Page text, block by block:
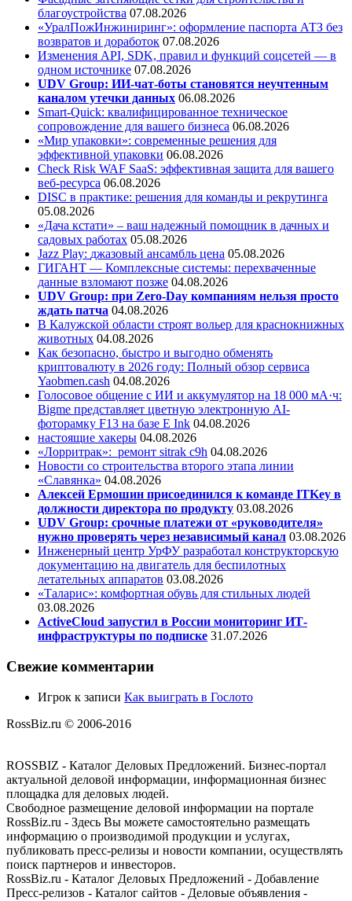
благоустройства 07.08.2026
«УралПожИнжиниринг»: оформление паспорта АТЗ без
возвратов и доработок 07.08.2026
Изменения API, SDK, правил и функций соцсетей — в
одном источнике 07.08.2026
UDV Group: ИИ-чат-боты становятся неучтенным
каналом утечки данных 06.08.2026
Smart-Quick: квалифицированное техническое
сопровождение для вашего бизнеса 06.08.2026
«Мир упаковки»: современные решения для
эффективной упаковки 06.08.2026
Check Risk WAF SaaS: эффективная защита для вашего
веб-ресурса 06.08.2026
DISC в практике: решения для команды и рекрутинга
05.08.2026
«Дача кстати» – ваш надежный помощник в дачных и
садовых работах 05.08.2026
Jazz Play: джазовый ансамбль цена 05.08.2026
ГИГАНТ — Комплексные системы: перехваченные
данные взломают позже 04.08.2026
UDV Group: при Zero-Day компаниям нельзя просто
ждать патча 04.08.2026
В Калужской области строят вольер для краснокнижных
животных 04.08.2026
Как безопасно, быстро и выгодно обменять
криптовалюту в 2026 году: Полный обзор сервиса
Yaobmen.cash 04.08.2026
Голосовое общение с ИИ и аккумулятор на 18 000 мА·ч:
Bigme представляет цветную электронную AI-
фоторамку F13 на базе E Ink 04.08.2026
настоящие хакеры 04.08.2026
«Лорритрак»: ремонт sitrak c9h 04.08.2026
Новости со строительства второго этапа линии
«Славянка» 04.08.2026
Алексей Ермошин присоединился к команде ITKey в
должности директора по продукту 03.08.2026
UDV Group: срочные платежи от «руководителя»
нужно проверять через независимый канал 03.08.2026
Инженерный центр УрФУ разработал конструкторскую
документацию на двигатель для беспилотных
летательных аппаратов 03.08.2026
«Таларис»: комфортная обувь для стильных людей
03.08.2026
ActiveCloud запустил в России мониторинг ИТ-
инфраструктуры по подписке 31.07.2026
Свежие комментарии
Игрок к записи Как выиграть в Гослото
RossBiz.ru © 2006-2016
ROSSBIZ - Каталог Деловых Предложений. Бизнес-портал
актуальной деловой информации, информационная бизнес
площадка для деловых людей.
Свободное размещение деловой информации на портале
RossBiz.ru - Здесь Вы можете самостоятельно размещать
информацию о производимой продукции и услугах,
публиковать пресс-релизы и новости компании, осуществлять
поиск партнеров и инвесторов.
RossBiz.ru - Каталог Деловых Предложений - Добавление
Пресс-релизов - Каталог сайтов - Деловые объявления -